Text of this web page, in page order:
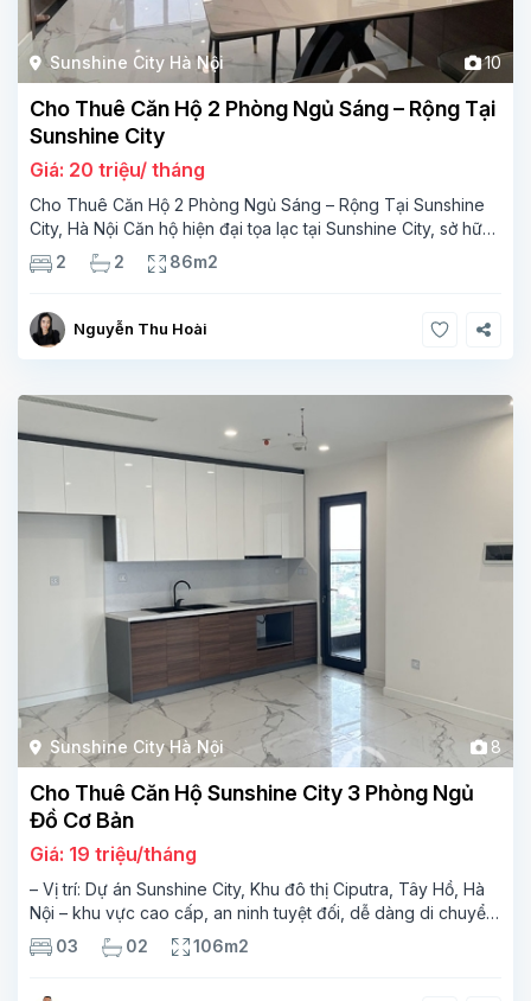
Sunshine City Hà Nội 10
Cho Thuê Căn Hộ 2 Phòng Ngủ Sáng – Rộng Tại
Sunshine City
Giá: 20 triệu/ tháng
Cho Thuê Căn Hộ 2 Phòng Ngủ Sáng – Rộng Tại Sunshine
City, Hà Nội Căn hộ hiện đại tọa lạc tại Sunshine City, sở hữu
diện tích 86m² cùng thiết kế tối ưu mang lại không gian sống
thoải mái
2 2 86m2
Nguyễn Thu Hoài
Sunshine City Hà Nội 8
Cho Thuê Căn Hộ Sunshine City 3 Phòng Ngủ
Đồ Cơ Bản
Giá: 19 triệu/tháng
– Vị trí: Dự án Sunshine City, Khu đô thị Ciputra, Tây Hồ, Hà
Nội – khu vực cao cấp, an ninh tuyệt đối, dễ dàng di chuyển
đến trung tâm thành phố và sân bay Nội Bài.
03 02 106m2